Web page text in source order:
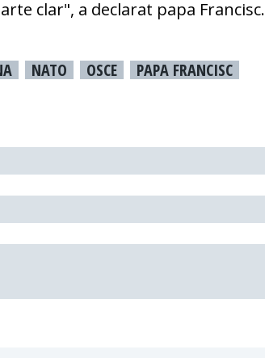
clar", a declarat papa Francisc.
NATO OSCE
PAPA FRANCISC